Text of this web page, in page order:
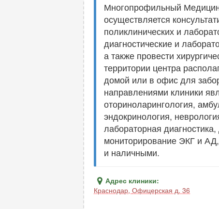
Многопрофильный
осуществляется
поликлинических и
диагностические и
а также провести
территории центра
домой или в офис для
направлениями клиники
оториноларингология,
эндокринология,
лабораторная
мониторирование ЭКГ и
и наличными.
Адрес клиники:
Краснодар, Офицерская д. 36